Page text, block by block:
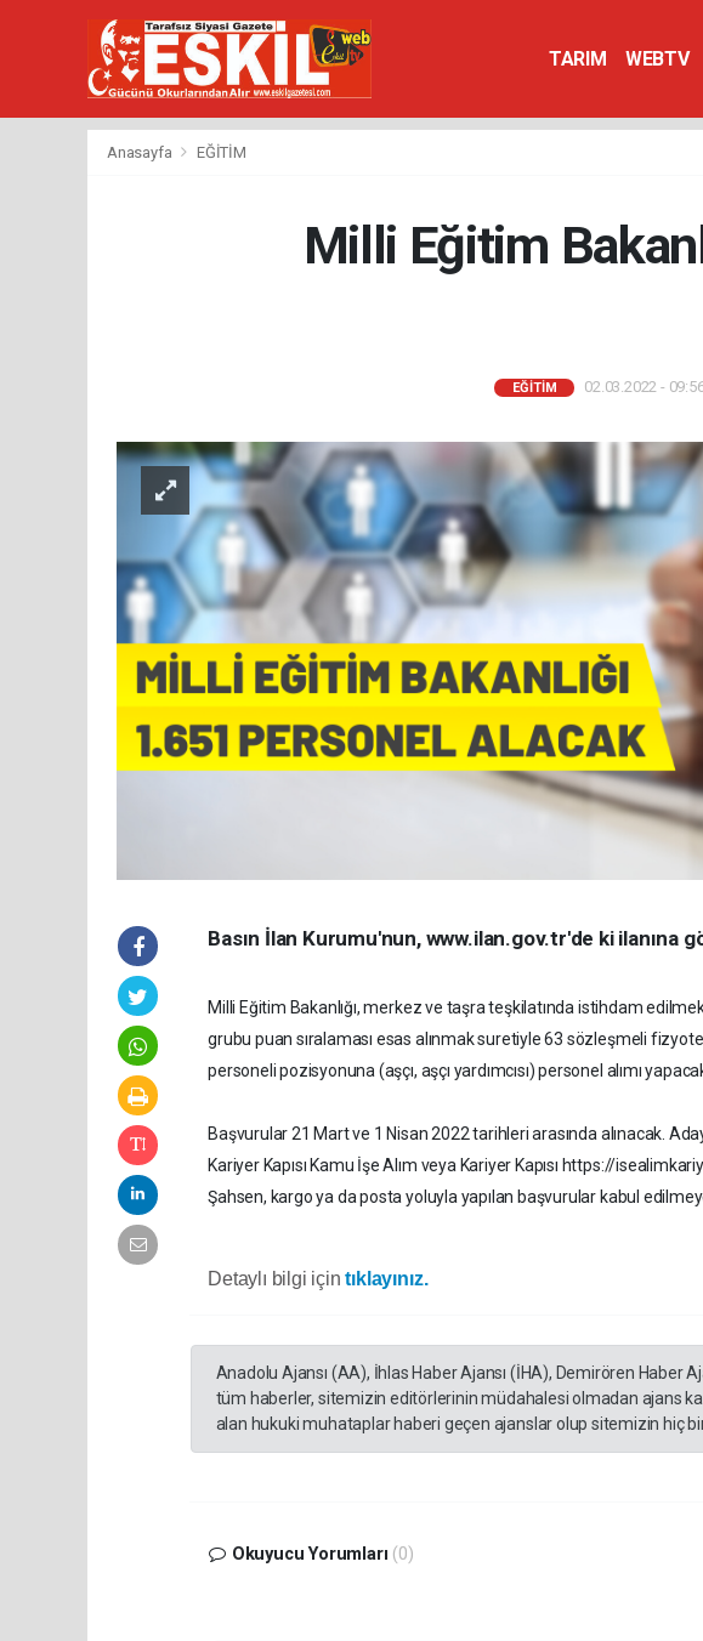
TARIM WEBTV
Anasayfa EĞİTİM
Milli Eğitim
EĞİTİM 02.03.2022 -
Basın İlan Kurumu'nun, www.ilan.gov.tr'de ki ilanına
Milli Eğitim Bakanlığı, merkez ve taşra teşkilatında istihdam
grubu puan sıralaması esas alınmak suretiyle 63 sözleşmeli
personeli pozisyonuna (aşçı, aşçı yardımcısı) personel alımı
Başvurular 21 Mart ve 1 Nisan 2022 tarihleri arasında alınacak.
Kariyer Kapısı Kamu İşe Alım veya Kariyer Kapısı https://
Şahsen, kargo ya da posta yoluyla yapılan başvurular kabul
Detaylı bilgi içintıklayınız.
Anadolu Ajansı (AA), İhlas Haber Ajansı (İHA), Demirören Haber
tüm haberler, sitemizin editörlerinin müdahalesi olmadan ajans
alan hukuki muhataplar haberi geçen ajanslar olup sitemizin hiç
Okuyucu Yorumları (0)